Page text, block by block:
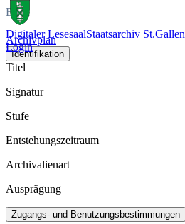
Digitaler LesesaalStaatsarchiv St.Gallen
Login
Buch
Archivplan
Identifikation
Titel
Signatur
Stufe
Entstehungszeitraum
Archivalienart
Ausprägung
Zugangs- und Benutzungsbestimmungen